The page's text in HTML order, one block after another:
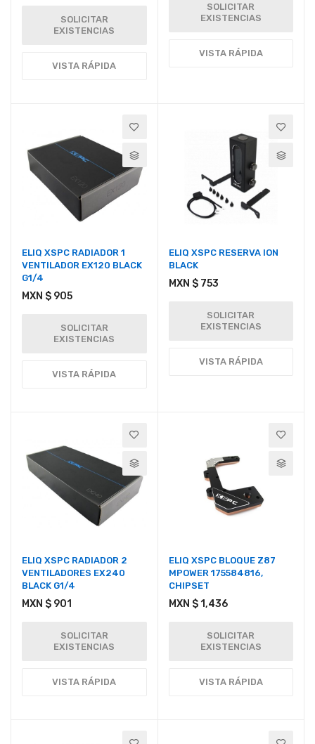
SOLICITAR
EXISTENCIAS
VISTA RÁPIDA
SOLICITAR
EXISTENCIAS
VISTA RÁPIDA
ELIQ XSPC RADIADOR 1
VENTILADOR EX120 BLACK
G1/4
MXN $ 905
SOLICITAR
EXISTENCIAS
VISTA RÁPIDA
ELIQ XSPC RESERVA ION
BLACK
MXN $ 753
SOLICITAR
EXISTENCIAS
VISTA RÁPIDA
ELIQ XSPC RADIADOR 2
VENTILADORES EX240
BLACK G1/4
MXN $ 901
SOLICITAR
EXISTENCIAS
VISTA RÁPIDA
ELIQ XSPC BLOQUE Z87
MPOWER 175584816,
CHIPSET
MXN $ 1,436
SOLICITAR
EXISTENCIAS
VISTA RÁPIDA